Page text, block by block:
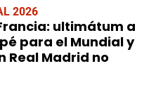
2026
ultimátum a
para el Mundial y
Real Madrid no